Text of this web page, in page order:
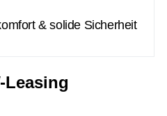
& solide Sicherheit
Leasing